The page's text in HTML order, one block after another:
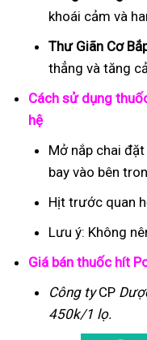
khoái cảm và
Thư Giãn Cơ
thẳng và tăng
Cách sử dụng
hệ
Mở nắp chai
bay vào bên
Hịt trước quan
Lưu ý: Không
Giá bán thuốc hít
Công tyCP
450k/1 lọ.